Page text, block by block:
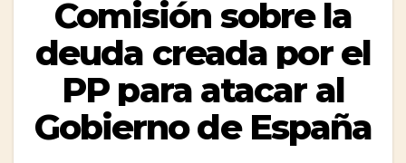
Comisión sobre la
deuda creada por el
PP para atacar al
Gobierno de España